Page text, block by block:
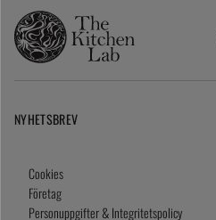
NYHETSBREV
Cookies
Företag
Personuppgifter & Integritetspolicy